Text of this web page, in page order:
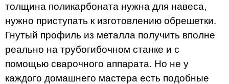
толщина поликарбоната нужна для навеса,
нужно приступать к изготовлению обрешетки.
Гнутый профиль из металла получить вполне
реально на трубогибочном станке и с
помощью сварочного аппарата. Но не у
каждого домашнего мастера есть подобные